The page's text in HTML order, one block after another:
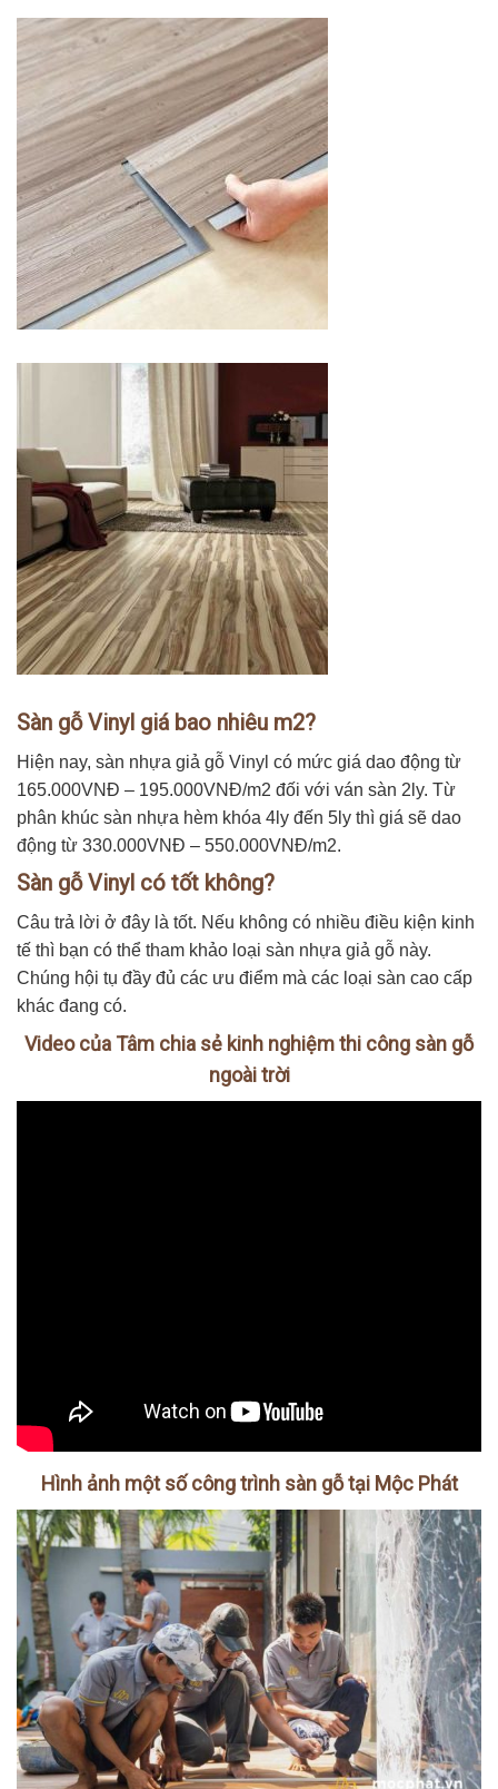
Sàn gỗ Vinyl giá bao nhiêu m2?
Hiện nay, sàn nhựa giả gỗ Vinyl có mức giá dao động từ
165.000VNĐ – 195.000VNĐ/m2 đối với ván sàn 2ly. Từ
phân khúc sàn nhựa hèm khóa 4ly đến 5ly thì giá sẽ dao
động từ 330.000VNĐ – 550.000VNĐ/m2.
Sàn gỗ Vinyl có tốt không?
Câu trả lời ở đây là tốt. Nếu không có nhiều điều kiện kinh
tế thì bạn có thể tham khảo loại sàn nhựa giả gỗ này.
Chúng hội tụ đầy đủ các ưu điểm mà các loại sàn cao cấp
khác đang có.
Video của Tâm chia sẻ kinh nghiệm thi công sàn gỗ
ngoài trời
Hình ảnh một số công trình sàn gỗ tại Mộc Phát